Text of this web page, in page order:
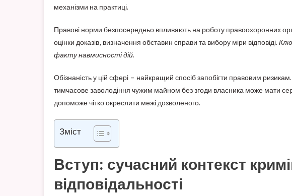
механізми на практиці.
Правові норми безпосередньо впливають на роботу правоохоронних
оцінки доказів, визначення обставин справи та вибору міри відповіді.
факту навмисності дій.
Обізнаність у цій сфері – найкращий спосіб запобігти правовим
тимчасове заволодіння чужим майном без згоди власника може мати
допоможе чітко окреслити межі дозволеного.
Зміст
Вступ: сучасний контекст
відповідальності